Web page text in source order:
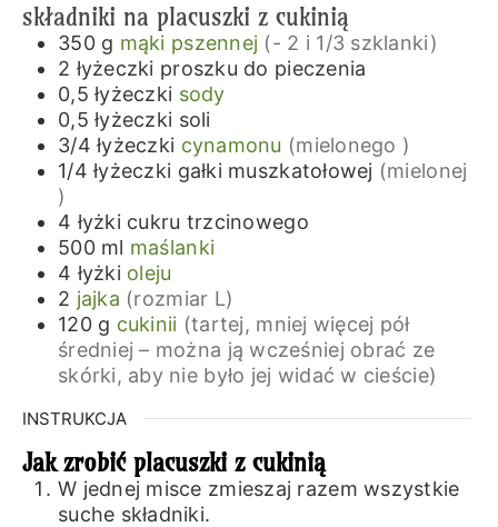
składniki na placuszki z cukinią
350 g mąki pszennej (- 2 i 1/3 szklanki)
2 łyżeczki proszku do pieczenia
0,5 łyżeczki sody
0,5 łyżeczki soli
3/4 łyżeczki cynamonu (mielonego )
1/4 łyżeczki gałki muszkatołowej (mielonej
)
4 łyżki cukru trzcinowego
500 ml maślanki
4 łyżki oleju
2 jajka (rozmiar L)
120 g cukinii (tartej, mniej więcej pół
średniej – można ją wcześniej obrać ze
skórki, aby nie było jej widać w cieście)
INSTRUKCJA
Jak zrobić placuszki z cukinią
W jednej misce zmieszaj razem wszystkie
suche składniki.